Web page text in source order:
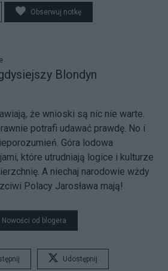
Obserwuj notkę
Blondyn
że wnioski są nic nie warte.
potrafi udawać prawdę. No i
Góra lodowa
które utrudniają logice i kulturze
A niechaj narodowie wżdy
Polacy Jarosława mają!
Nowości od blogera
Udostępnij